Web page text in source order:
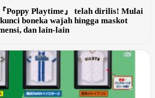
Poppy Playtime』 telah dirilis! Mulai
boneka wajah hingga maskot
dan lain-lain